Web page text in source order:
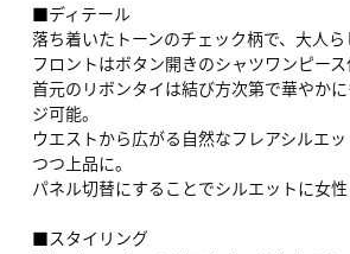
■ディテール
落ち着いたトーンのチェック柄で、大人ら
フロントはボタン開きのシャツワンピース
首元のリボンタイは結び方次第で華やか
ジ可能。
ウエストから広がる自然なフレアシルエ
つつ上品に。
パネル切替にすることでシルエットに女性
■スタイリング